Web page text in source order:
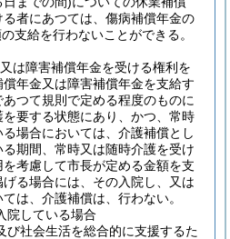
者にあつては、傷病補償年金の
支給を行わないことができる。
は障害補償年金を受ける権利を
年金又は障害補償年金を支給す
つて規則で定める程度のものに
要する状態にあり、かつ、常時
場合においては、介護補償とし
期間、常時又は随時介護を受け
考慮して市長が定める金額を支
る場合には、その入院し、又は
は、介護補償は、行わない。
院している場合
び社会生活を総合的に支援するた